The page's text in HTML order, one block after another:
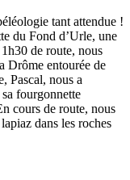
tant attendue !
du Fond d’Urle, une
de route, nous
Drôme entourée de
Pascal, nous a
fourgonnette
cours de route, nous
dans les roches